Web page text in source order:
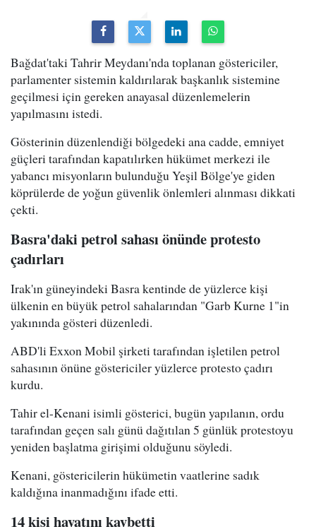
Bağdat'taki Tahrir Meydanı'nda toplanan göstericiler,
parlamenter sistemin kaldırılarak başkanlık sistemine
geçilmesi için gereken anayasal düzenlemelerin
yapılmasını istedi.
Gösterinin düzenlendiği bölgedeki ana cadde, emniyet
güçleri tarafından kapatılırken hükümet merkezi ile
yabancı misyonların bulunduğu Yeşil Bölge'ye giden
köprülerde de yoğun güvenlik önlemleri alınması dikkati
çekti.
Basra'daki petrol sahası önünde protesto
çadırları
Irak'ın güneyindeki Basra kentinde de yüzlerce kişi
ülkenin en büyük petrol sahalarından "Garb Kurne 1"in
yakınında gösteri düzenledi.
ABD'li Exxon Mobil şirketi tarafından işletilen petrol
sahasının önüne göstericiler yüzlerce protesto çadırı
kurdu.
Tahir el-Kenani isimli gösterici, bugün yapılanın, ordu
tarafından geçen salı günü dağıtılan 5 günlük protestoyu
yeniden başlatma girişimi olduğunu söyledi.
Kenani, göstericilerin hükümetin vaatlerine sadık
kaldığına inanmadığını ifade etti.
14 kişi hayatını kaybetti